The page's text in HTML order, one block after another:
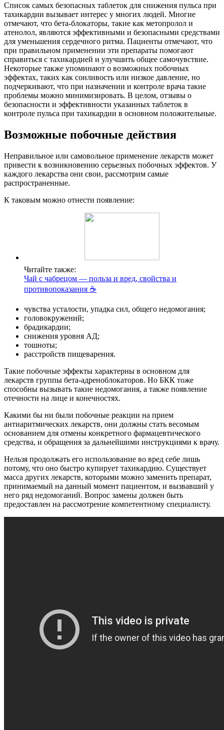
Список самых безопасных таблеток для снижения пульса при
тахикардии вызывает интерес у многих людей. Многие
отмечают, что бета-блокаторы, такие как метопролол и
атенолол, являются эффективными и безопасными средствами
для уменьшения сердечного ритма. Пациенты отмечают, что
при правильном применении эти препараты помогают
справиться с тахикардией и улучшить общее самочувствие.
Некоторые также упоминают о возможных побочных
эффектах, таких как сонливость или низкое давление, но
подчеркивают, что при назначении и контроле врача такие
проблемы можно минимизировать. В целом, отзывы о
безопасности и эффективности указанных таблеток в
контроле пульса при тахикардии в основном положительные.
Возможные побочные действия
Неправильное или самовольное применение лекарств может
привести к возникновению серьезных побочных эффектов. У
каждого лекарства они свои, рассмотрим самые
распространенные.
К таковым можно отнести появление:
Читайте также:
Чай с чабрецом — польза и вред, свойства и
противопоказания ☕
чувства усталости, упадка сил, общего недомогания;
головокружений;
брадикардии;
снижения уровня АД;
тошноты;
расстройств пищеварения.
Такие побочные эффекты характерны в основном для
лекарств группы бета-адреноблокаторов. Но БКК тоже
способны вызывать такие недомогания, а также появление
отечности на лице и конечностях.
Какими бы ни были побочные реакции на прием
антиаритмических лекарств, они должны стать весомым
основанием для отмены конкретного фармацевтического
средства, и обращения за дальнейшими инструкциями к врачу.
Нельзя продолжать его использование во вред себе лишь
потому, что оно быстро купирует тахикардию. Существует
масса других лекарств, которыми можно заменить препарат,
принимаемый на данный момент пациентом, и вызвавший у
него ряд недомоганий. Вопрос замены должен быть
предоставлен на рассмотрение компетентному специалисту.